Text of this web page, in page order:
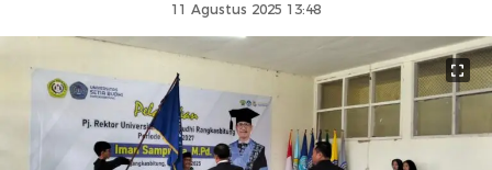
11 Agustus 2025 13:48